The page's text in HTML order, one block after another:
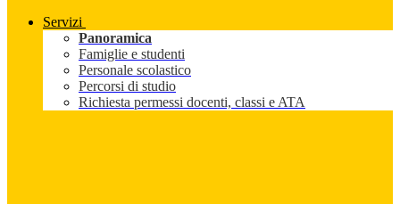
Servizi
Panoramica
Famiglie e studenti
Personale scolastico
Percorsi di studio
Richiesta permessi docenti, classi e ATA